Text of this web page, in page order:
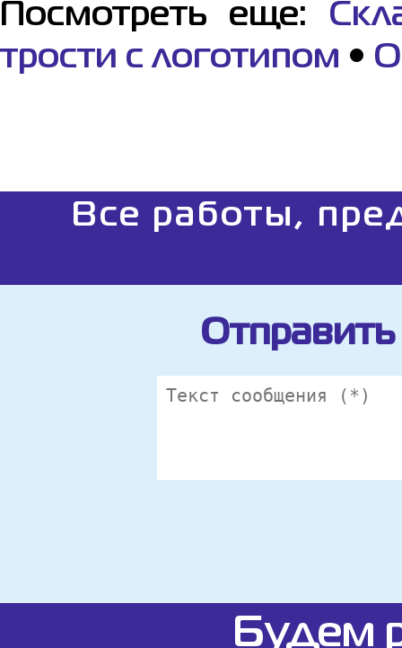
Посмотреть еще:
трости с логотипом •
Все работы,
Отправить
Будем